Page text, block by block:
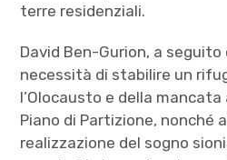
terre residenziali.
David Ben-Gurion, a
necessità di stabilire un
l’Olocausto e della
Piano di Partizione, nonché
realizzazione del sogno